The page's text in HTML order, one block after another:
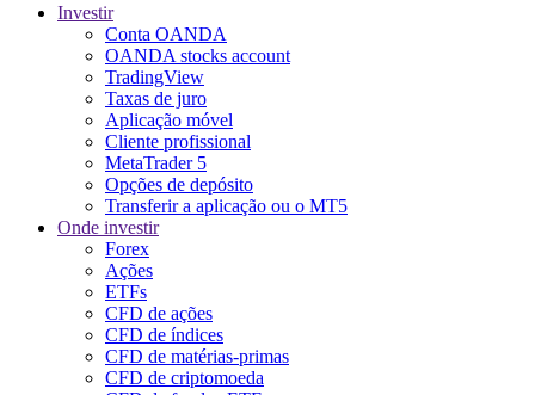
Investir
Conta OANDA
OANDA stocks account
TradingView
Taxas de juro
Aplicação móvel
Cliente profissional
MetaTrader 5
Opções de depósito
Transferir a aplicação ou o MT5
Onde investir
Forex
Ações
ETFs
CFD de ações
CFD de índices
CFD de matérias-primas
CFD de criptomoeda